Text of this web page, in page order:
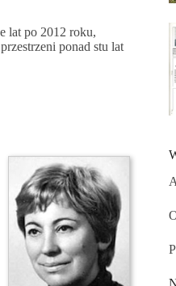
lat po 2012 roku,
ponad stu lat